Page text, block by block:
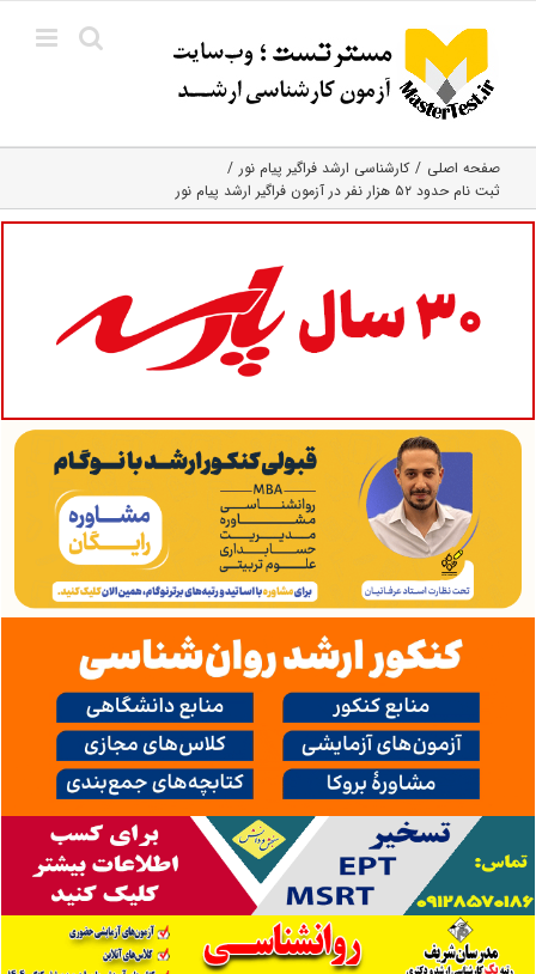
content
صفحه اصلی
کارشناسی ارشد فراگیر پیام نور
ثبت‌ نام حدود ۵۲ هزار نفر در آزمون فراگیر ارشد پیام نور